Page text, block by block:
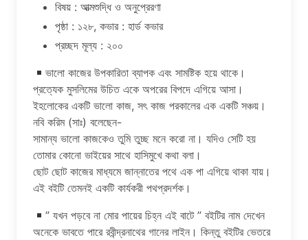
বিষয় : আত্মশুদ্ধি ও অনুপ্রেরণা
পৃষ্ঠা : ১২৮, কভার : হার্ড কভার
প্রচ্ছদ মূল্য : ২০০
ভালো কাজের উপকারিতা ব্যাপক এবং সামষ্টিক হয়ে থাকে।
প্রত্যেক মুসলিমের উচিত একে অপরের বিপদে এগিয়ে আসা।
ইহলোকের একটি ভালো কাজ, সৎ কাজ পরকালের এক একটি সঞ্চয়।
নবি করিম (সাঃ) বলেছেন-
সামান্য ভালো কাজকেও তুমি তুচ্ছ মনে করো না। যদিও সেটি হয়
তোমার কোনো ভাইয়ের সাথে হাসিমুখে কথা বলা।
ছোট ছোট কাজের মাধ্যমে জান্নাতের পথে এক পা এগিয়ে থাকা যায়।
এই বইটি তেমনই একটি কার্যকরী পথপ্রদর্শক।
” যখন পড়বে না মোর পায়ের চিহ্ন এই বাটে ” বইটির নাম দেখেন
অনেকে ভাবতে পারে রবীন্দ্রনাথের গানের লাইন। কিন্তু বইটির ভেতরে